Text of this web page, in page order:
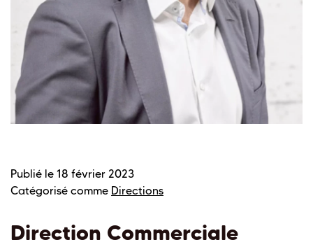
Publié le 18 février 2023
Catégorisé comme Directions
Direction Commerciale